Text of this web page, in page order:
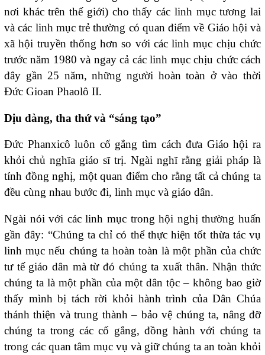
nơi khác trên thế giới) cho thấy các linh mục tương lai
và các linh mục trẻ thường có quan điểm về Giáo hội và
xã hội truyền thống hơn so với các linh mục chịu chức
trước năm 1980 và ngay cả các linh mục chịu chức cách
đây gần 25 năm, những người hoàn toàn ở vào thời
Đức Gioan Phaolô II.
Dịu dàng, tha thứ và “sáng tạo”
Đức Phanxicô luôn cố gắng tìm cách đưa Giáo hội ra
khỏi chủ nghĩa giáo sĩ trị. Ngài nghĩ rằng giải pháp là
tính đồng nghị, một quan điểm cho rằng tất cả chúng ta
đều cùng nhau bước đi, linh mục và giáo dân.
Ngài nói với các linh mục trong hội nghị thường huấn
gần đây: “Chúng ta chỉ có thể thực hiện tốt thừa tác vụ
linh mục nếu chúng ta hoàn toàn là một phần của chức
tư tế giáo dân mà từ đó chúng ta xuất thân. Nhận thức
chúng ta là một phần của một dân tộc – không bao giờ
thấy mình bị tách rời khỏi hành trình của Dân Chúa
thánh thiện và trung thành – bảo vệ chúng ta, nâng đỡ
chúng ta trong các cố gắng, đồng hành với chúng ta
trong các quan tâm mục vụ và giữ chúng ta an toàn khỏi